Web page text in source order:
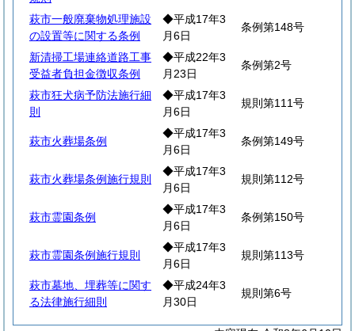
萩市一般廃棄物処理施設
の設置等に関する条例
◆平成17年3
月6日
条例第148号
新清掃工場連絡道路工事
受益者負担金徴収条例
◆平成22年3
月23日
条例第2号
萩市狂犬病予防法施行細
則
◆平成17年3
月6日
規則第111号
萩市火葬場条例
◆平成17年3
月6日
条例第149号
萩市火葬場条例施行規則
◆平成17年3
月6日
規則第112号
萩市霊園条例
◆平成17年3
月6日
条例第150号
萩市霊園条例施行規則
◆平成17年3
月6日
規則第113号
萩市墓地、埋葬等に関す
る法律施行細則
◆平成24年3
月30日
規則第6号